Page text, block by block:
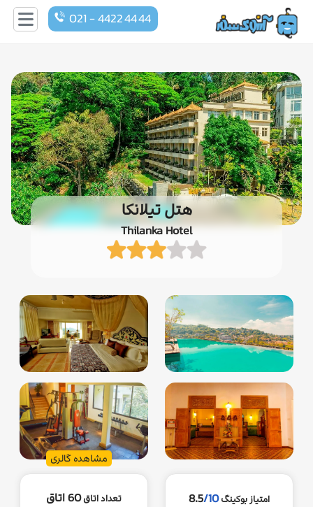
021 - 4422 44 44
هتل تیلانکا
Thilanka Hotel
مشاهده گالری
امتیاز بوکینگ 8.5/10 تعداد اتاق60 اتاق